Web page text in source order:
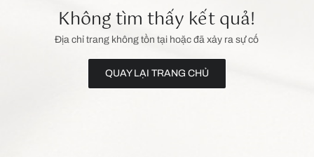
Không tìm thấy kết quả!
Địa chỉ trang không tồn tại hoặc đã xảy ra sự cố
QUAY LẠI TRANG CHỦ